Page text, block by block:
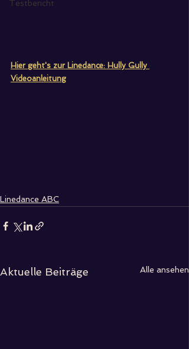
Testbericht
Hier geht's zur Linedance: Hully Gully
Videoanleitung
Linedance ABC
Aktuelle Beiträge Alle ansehen